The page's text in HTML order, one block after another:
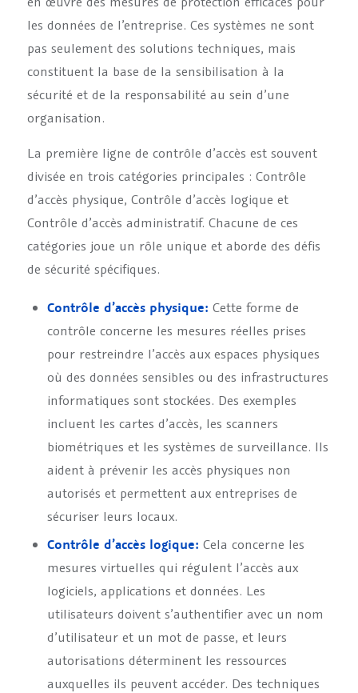
les données de l’entreprise. Ces systèmes ne sont
pas seulement des solutions techniques, mais
constituent la base de la sensibilisation à la
sécurité et de la responsabilité au sein d’une
organisation.
La première ligne de contrôle d’accès est souvent
divisée en trois catégories principales : Contrôle
d’accès physique, Contrôle d’accès logique et
Contrôle d’accès administratif. Chacune de ces
catégories joue un rôle unique et aborde des défis
de sécurité spécifiques.
Contrôle d’accès physique: Cette forme de
contrôle concerne les mesures réelles prises
pour restreindre l’accès aux espaces physiques
où des données sensibles ou des infrastructures
informatiques sont stockées. Des exemples
incluent les cartes d’accès, les scanners
biométriques et les systèmes de surveillance. Ils
aident à prévenir les accès physiques non
autorisés et permettent aux entreprises de
sécuriser leurs locaux.
Contrôle d’accès logique: Cela concerne les
mesures virtuelles qui régulent l’accès aux
logiciels, applications et données. Les
utilisateurs doivent s’authentifier avec un nom
d’utilisateur et un mot de passe, et leurs
autorisations déterminent les ressources
auxquelles ils peuvent accéder. Des techniques